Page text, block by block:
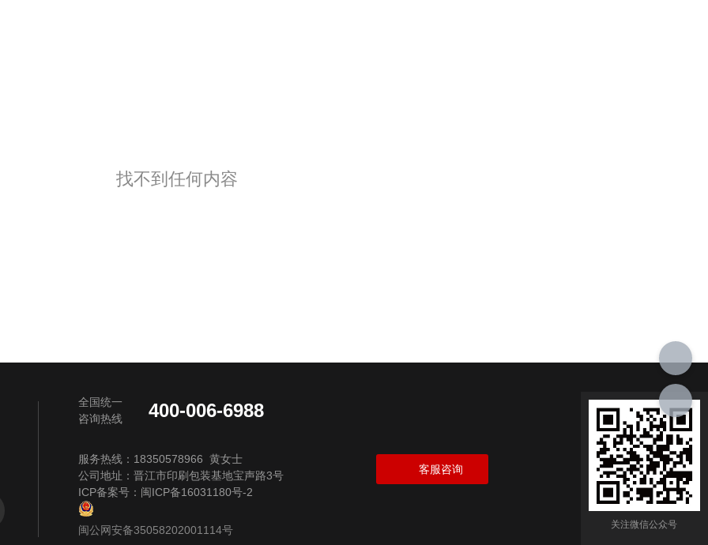
找不到任何内容
全国统一
咨询热线
400-006-6988
服务热线：18350578966 黄女士
公司地址：晋江市印刷包装基地宝声路3号
ICP备案号： 闽ICP备16031180号-2
闽公网安备35058202001114号
客服咨询
关注微信公众号